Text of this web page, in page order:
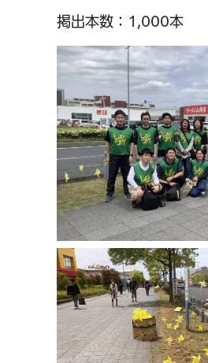
掲出本数：1,000本